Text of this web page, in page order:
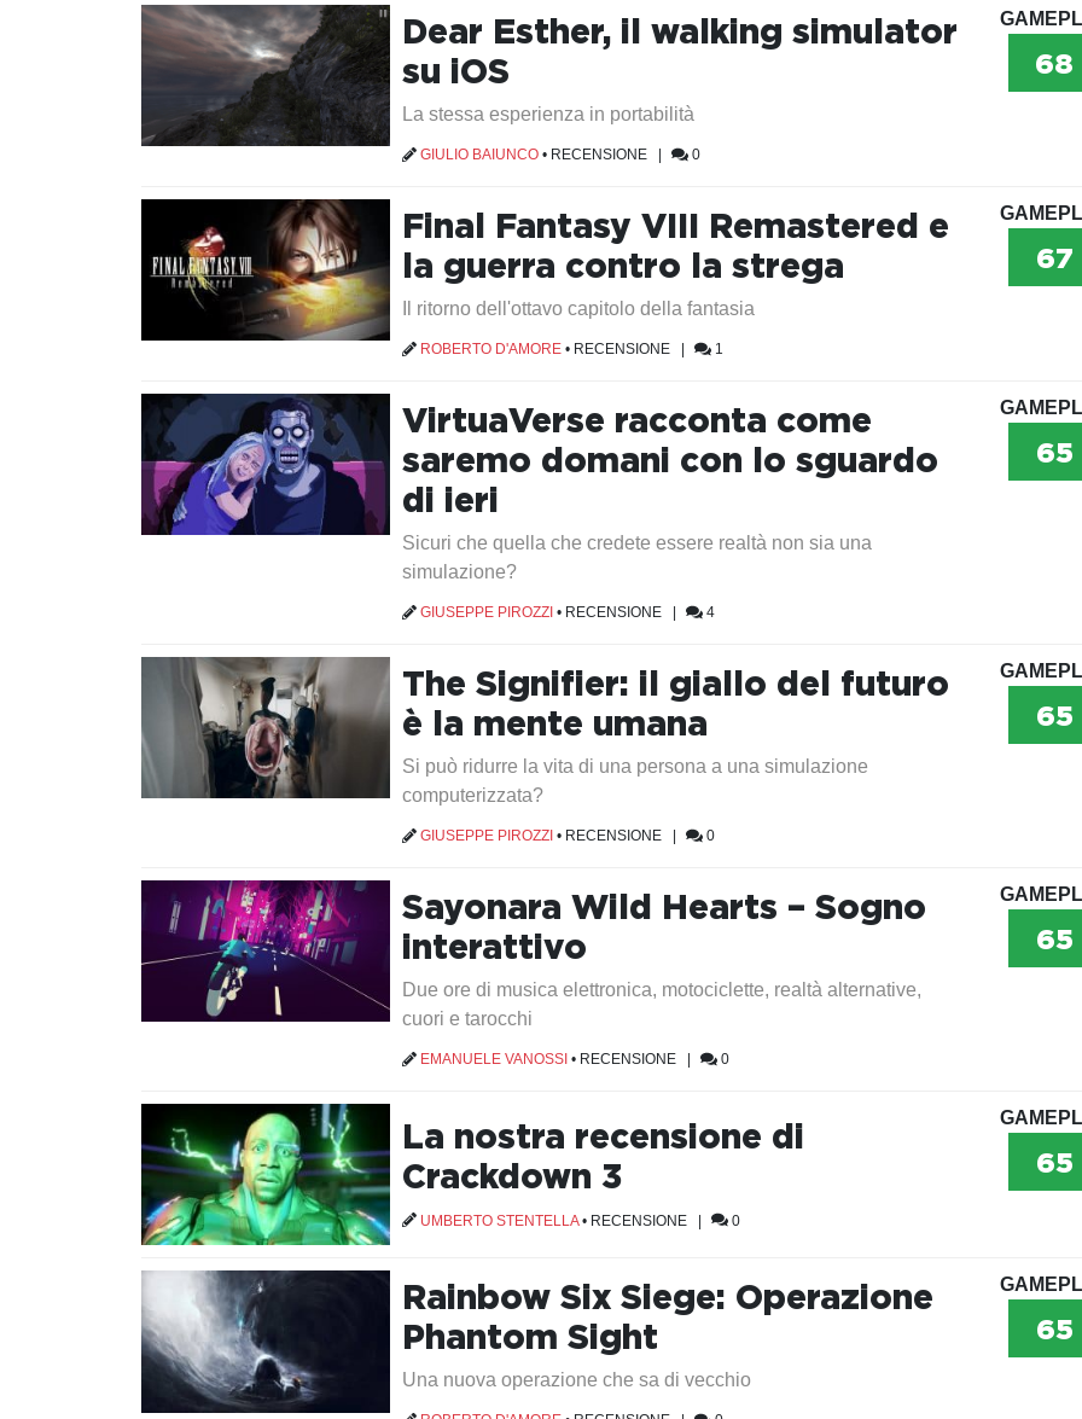
Dear Esther, il walking simulator
su iOS
La stessa esperienza in portabilità
GIULIO BAIUNCO • RECENSIONE 0
68
Final Fantasy VIII Remastered e
la guerra contro la strega
Il ritorno dell'ottavo capitolo della fantasia
ROBERTO D'AMORE • RECENSIONE 1
67
VirtuaVerse racconta come
saremo domani con lo sguardo
di ieri
Sicuri che quella che credete essere realtà non sia una
simulazione?
GIUSEPPE PIROZZI • RECENSIONE 4
65
The Signifier: il giallo del futuro
è la mente umana
Si può ridurre la vita di una persona a una simulazione
computerizzata?
GIUSEPPE PIROZZI • RECENSIONE 0
65
Sayonara Wild Hearts – Sogno
interattivo
Due ore di musica elettronica, motociclette, realtà alternative,
cuori e tarocchi
EMANUELE VANOSSI • RECENSIONE 0
65
La nostra recensione di
Crackdown 3
UMBERTO STENTELLA• RECENSIONE | 0
65
Rainbow Six Siege: Operazione
Phantom Sight
Una nuova operazione che sa di vecchio
65